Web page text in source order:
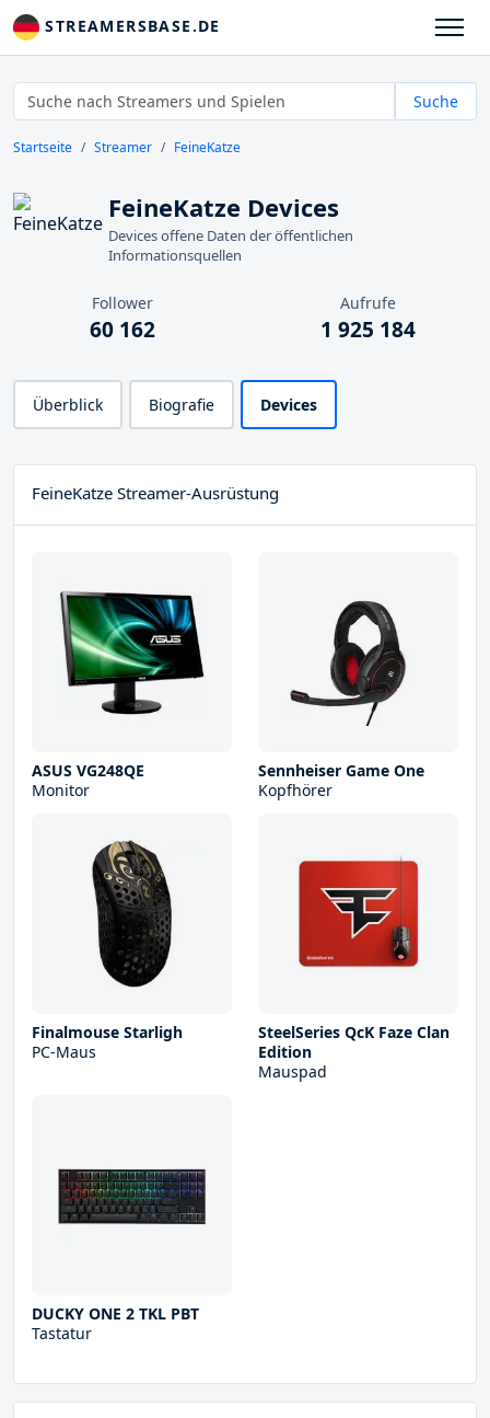
STREAMERSBASE.DE
Suche
Startseite Streamer FeineKatze
FeineKatze Devices
Devices offene Daten der öffentlichen
Informationsquellen
Follower
60 162
Aufrufe
1 925 184
Überblick Biografie Devices
FeineKatze Streamer-Ausrüstung
ASUS VG248QE
Monitor
Sennheiser Game One
Kopfhörer
Finalmouse Starligh
PC-Maus
SteelSeries QcK Faze Clan
Edition
Mauspad
DUCKY ONE 2 TKL PBT
Tastatur